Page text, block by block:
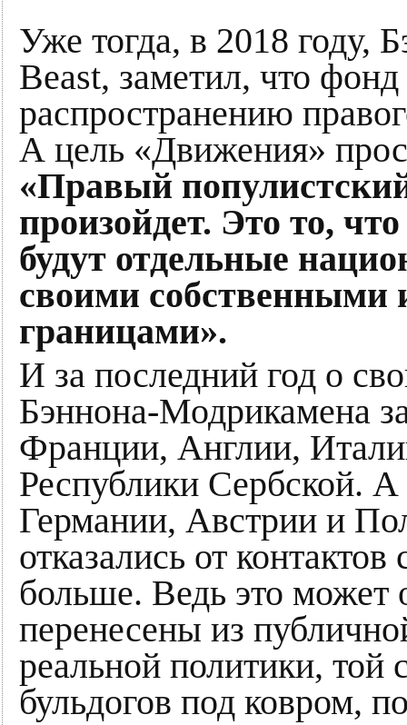
Уже тогда, в 2018 году,
Beast, заметил, что фонд
распространению
А цель «Движения»
«Правый
произойдет. Это то,
будут отдельные
своими собственными
границами».
И за последний год о
Бэннона-Модрикамена
Франции, Англии,
Республики Сербской. А
Германии, Австрии и
отказались от
больше. Ведь это может
перенесены из
реальной политики, той
бульдогов под ковром,